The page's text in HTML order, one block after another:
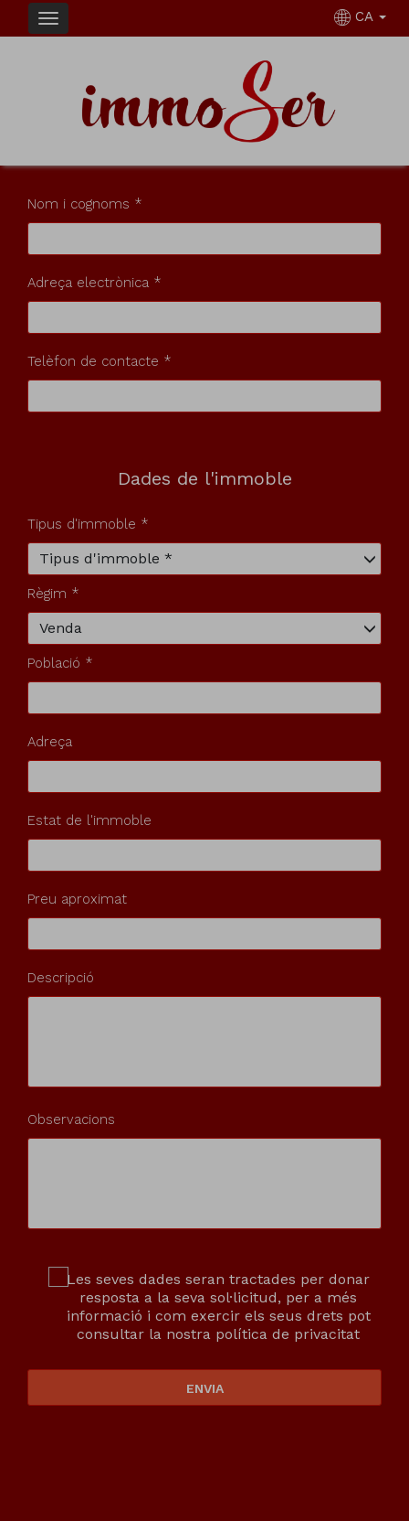
CA
Li venem l'immoble
Nom i cognoms *
Adreça electrònica *
Telèfon de contacte *
Dades de l'immoble
Tipus d'immoble *
Tipus d'immoble *
Règim *
Venda
Població *
Adreça
Estat de l'immoble
Preu aproximat
Descripció
Observacions
Les seves dades seran tractades per donar
resposta a la seva sol·licitud, per a més
informació i com exercir els seus drets pot
consultar la nostra política de privacitat
ENVIA